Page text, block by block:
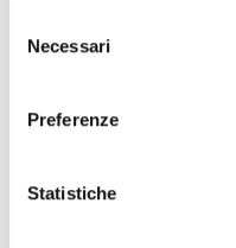
delNecessari
Preferenze
Statistiche